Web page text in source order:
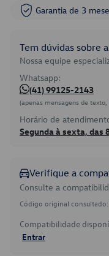
Garantia de 3
Tem dúvidas sobre
Nossa equipe
Whatsapp:
(41) 99125-2143
(apenas mensagens de
Horário de
Segunda à sexta, das
Verifique a
Consulte a
Código original consultado:
Compatibilidade
Entrar